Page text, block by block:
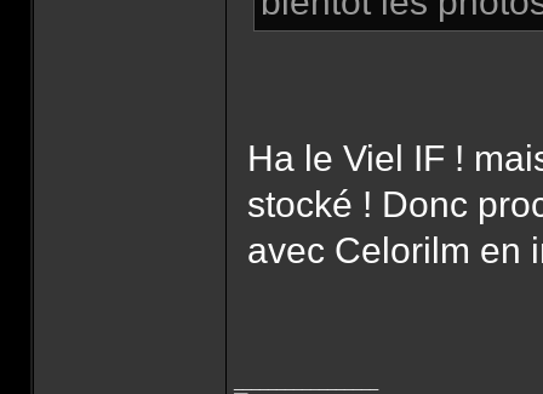
Ha le Viel IF !
stocké ! Donc
avec Celorilm en